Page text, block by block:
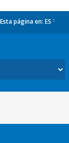
Esta página en: ES